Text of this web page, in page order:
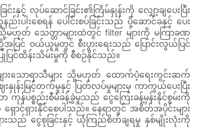
င့် လုပ်ဆောင်ခြင်း၏ကြိမ်နှုန်းကို လျှော့ချပေးပြီး
ါးစေရန် ပေါင်းစပ်ခြင်းသည် ပို့ဆောင်ခနှင့် ပေး
ဟုတ် သေတ္တာများထဲတွင် filter များကို မကြာခဏ
ြင် ဝယ်ယူမှုတွင် စီးပွားရေးသည် ပြောင်းလွယ်ပြင်
ပြင်ထိန်းသိမ်းမှုကို စီစဉ်နိုင်သည်။
ားသောရာသီများ သို့မဟုတ် ထောက်ပံ့ရေးကွင်းဆက်
းမြင့်တက်မှုနှင့် ပြတ်လပ်မှုများမှ ကာကွယ်ပေးပြီး
န်ပစ္စည်းစီမံခန့်ခွဲမှုသည် ငွေကြေးခန့်မှန်းနိုင်စွမ်းကို
ောင်ရှားနိုင်စေပါသည်။ နေရာတွင် အစိတ်အပိုင်းများ
းသည် ငွေစုခြင်းနှင့် ယုံကြည်စိတ်ချရမှု နှစ်မျိုးလုံးကို